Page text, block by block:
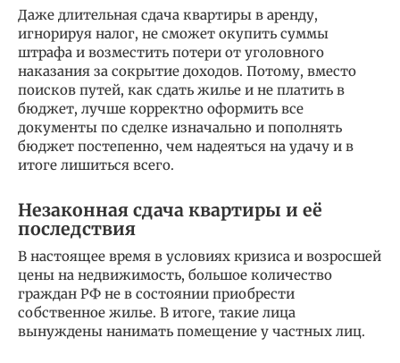
Даже длительная сдача квартиры в аренду,
игнорируя налог, не сможет окупить суммы
штрафа и возместить потери от уголовного
наказания за сокрытие доходов. Потому, вместо
поисков путей, как сдать жилье и не платить в
бюджет, лучше корректно оформить все
документы по сделке изначально и пополнять
бюджет постепенно, чем надеяться на удачу и в
итоге лишиться всего.
Незаконная сдача квартиры и её
последствия
В настоящее время в условиях кризиса и возросшей
цены на недвижимость, большое количество
граждан РФ не в состоянии приобрести
собственное жилье. В итоге, такие лица
вынуждены нанимать помещение у частных лиц.